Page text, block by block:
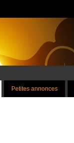
Petites annonces